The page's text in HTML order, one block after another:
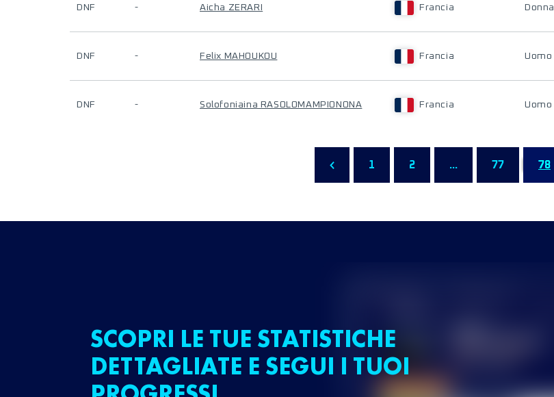
DNF - Aicha ZERARI Francia Donna
DNF - Felix MAHOUKOU Francia Uomo
DNF - Solofoniaina RASOLOMAMPIONONA Francia Uomo
1 2 ... 77 78
SCOPRI LE TUE STATISTICHE
DETTAGLIATE E SEGUI I TUOI